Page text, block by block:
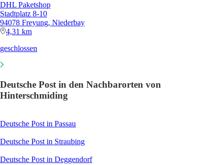
DHL Paketshop
Stadtplatz 8-10
94078 Freyung, Niederbay
4,31 km
geschlossen
Deutsche Post in den Nachbarorten von
Hinterschmiding
Deutsche Post in Passau
Deutsche Post in Straubing
Deutsche Post in Deggendorf